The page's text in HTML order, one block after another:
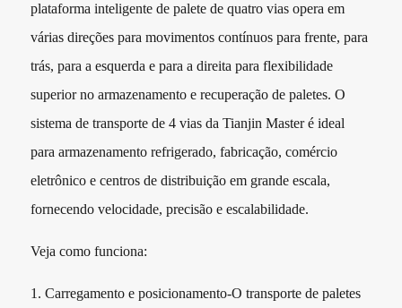
plataforma inteligente de palete de quatro vias opera em
várias direções para movimentos contínuos para frente, para
trás, para a esquerda e para a direita para flexibilidade
superior no armazenamento e recuperação de paletes. O
sistema de transporte de 4 vias da Tianjin Master é ideal
para armazenamento refrigerado, fabricação, comércio
eletrônico e centros de distribuição em grande escala,
fornecendo velocidade, precisão e escalabilidade.
Veja como funciona:
1. Carregamento e posicionamento-O transporte de paletes